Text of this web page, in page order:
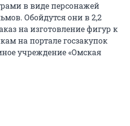
в виде персонажей
Обойдутся они в 2,2
на изготовление фигур к
на портале госзакупок
учреждение «Омская